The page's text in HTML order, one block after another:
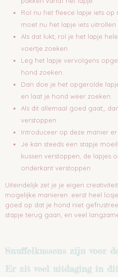
Rol nu het fleece lapje iets
moet nu het lapje iets
Als dat lukt, rol je het lapje
voertje zoeken.
Leg het lapje vervolgens
hond zoeken.
Dan doe je het opgerolde
en laat je hond weer zoeken.
Als dit allemaal goed gaat,,
verstoppen.
Introduceer op deze manier
Je kan steeds een stapje
kussen verstoppen, de lapjes
onderkant verstoppen
Uiteindelijk zet je je eigen
mogelijke manieren. eerst heel
goed op dat je hond niet
stapje terug gaan, en veel
Snuffelkussens zijn voor
Er zit veel uitdaging in dit